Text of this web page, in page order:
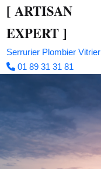
[ ARTISAN
EXPERT]
Serrurier Plombier Vitrier
01 89 31 31 81